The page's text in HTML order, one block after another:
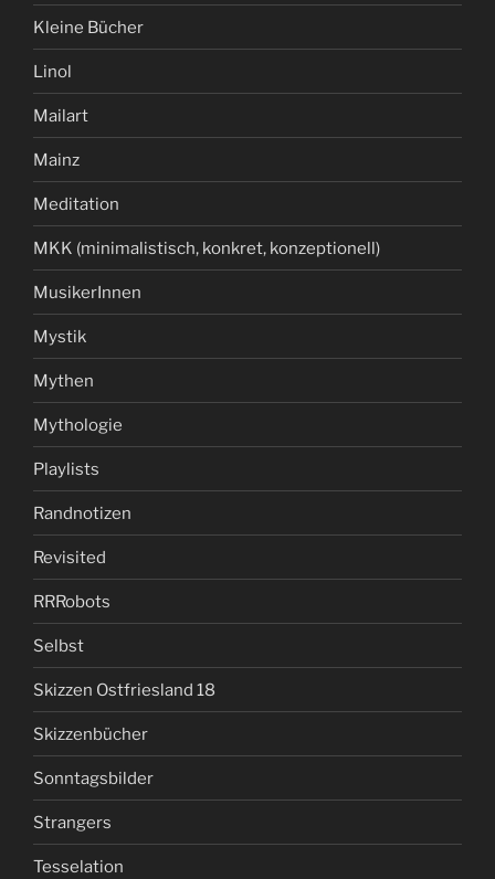
Kleine Bücher
Linol
Mailart
Mainz
Meditation
MKK (minimalistisch, konkret, konzeptionell)
MusikerInnen
Mystik
Mythen
Mythologie
Playlists
Randnotizen
Revisited
RRRobots
Selbst
Skizzen Ostfriesland 18
Skizzenbücher
Sonntagsbilder
Strangers
Tesselation